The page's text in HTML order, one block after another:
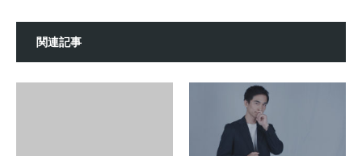
関連記事